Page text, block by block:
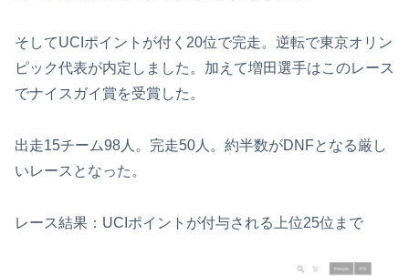
そしてUCIポイントが付く20位で完走。逆転で東京オリン
ピック代表が内定しました。加えて増田選手はこのレース
でナイスガイ賞を受賞した。
出走15チーム98人。完走50人。約半数がDNFとなる厳し
いレースとなった。
レース結果：UCIポイントが付与される上位25位まで